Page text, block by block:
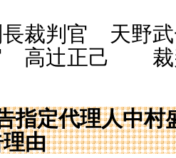
長裁判官
高辻正己
定代理人中村
由